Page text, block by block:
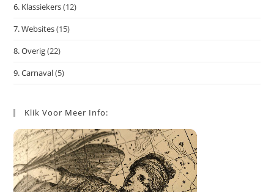
6. Klassiekers(12)
7. Websites(15)
8. Overig(22)
9. Carnaval(5)
Klik Voor Meer Info: